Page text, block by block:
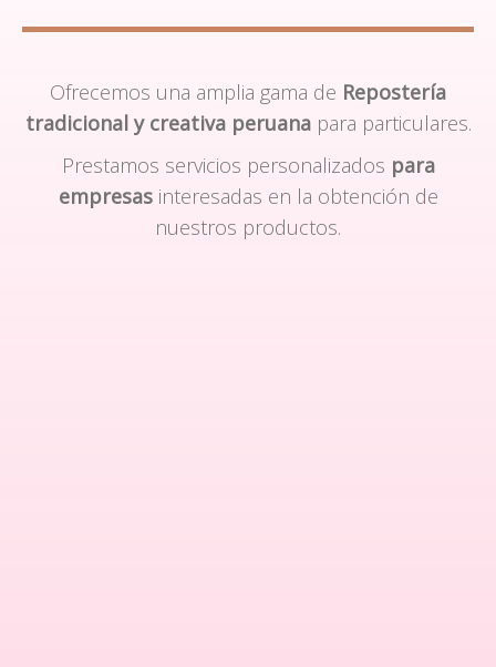
Ofrecemos una amplia gama de Repostería
tradicional y creativa peruanapara particulares.
Prestamos servicios personalizados para
empresasinteresadas en la obtención de
nuestros productos.